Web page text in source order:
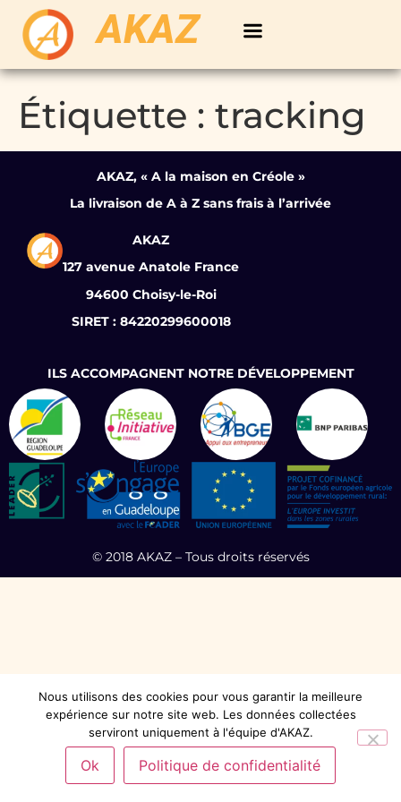
AKAZ
Étiquette : tracking
AKAZ, « A la maison en Créole »
La livraison de A à Z sans frais à l’arrivée
AKAZ
127 avenue Anatole France
94600 Choisy-le-Roi
SIRET : 84220299600018
ILS ACCOMPAGNENT NOTRE DÉVELOPPEMENT
© 2018 AKAZ – Tous droits réservés
Nous utilisons des cookies pour vous garantir la meilleure
expérience sur notre site web. Les données collectées
serviront uniquement à l'équipe d'AKAZ.
Ok Politique de confidentialité